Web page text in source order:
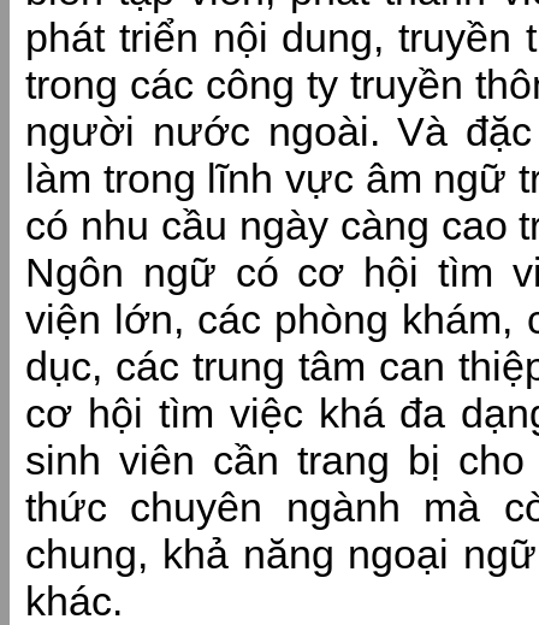
phát triển nội dung, truyền
trong các công ty truyền
người nước ngoài. Và
làm trong lĩnh vực âm ngữ
có nhu cầu ngày càng cao
Ngôn ngữ có cơ hội tìm
viện lớn, các phòng khám,
dục, các trung tâm can
cơ hội tìm việc khá đa
sinh viên cần trang bị
thức chuyên ngành mà
chung, khả năng ngoại
khác.